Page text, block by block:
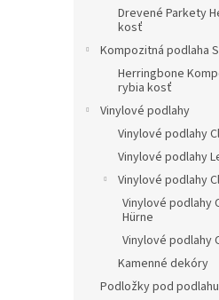
Drevené Parkety
kosť
Kompozitná podlaha
Herringbone
rybia kosť
Vinylové podlahy
Vinylové podlahy
Vinylové podlahy
Vinylové podlahy
Vinylové podlahy
Hürne
Vinylové podlahy
Kamenné dekóry
Podložky pod podlahu